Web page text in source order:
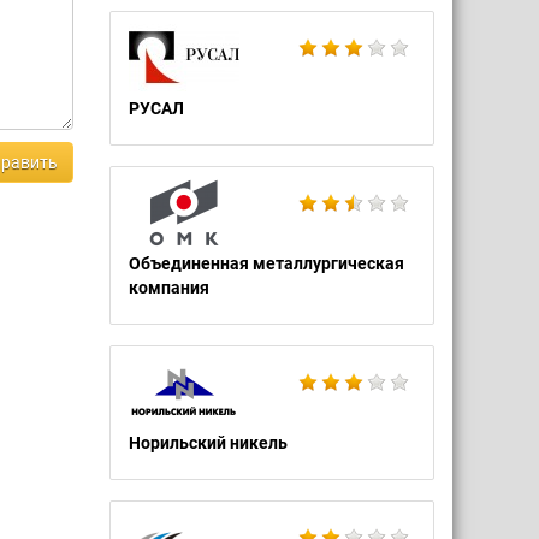
РУСАЛ
Объединенная металлургическая
компания
Норильский никель